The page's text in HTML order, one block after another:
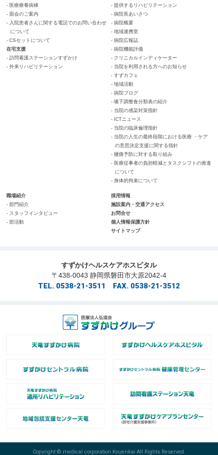
- 医療療養病棟
- 面会のご案内
- 入院患者さんに関する電話でのお問い合わせ
について
- CSセットについて
在宅支援
- 訪問看護ステーションすずかけ
- 外来リハビリテーション
- 提供するリハビリテーション
- 病院長あいさつ
- 病院概要
- 地域連携室
- 病院広報誌
- 病院機能評価
- クリニカルインディケーター
- 当院を利用される方へのお知らせ
- すずカフェ
- 地域活動
- 病院ブログ
- 嚥下調整食分類表の紹介
- 当院の感染対策指針
- ICTニュース
- 当院の臨床倫理指針
- 当院の人生の最終段階における医療 ・ケア
の意思決定支援に関する指針
- 腰痛予防に対する取り組み
- 医療従事者の負担軽減とタスクシフトの推進
について
- 身体的拘束について
職場紹介
- 部門紹介
- スタッフインタビュー
- 部活動
採用情報
施設案内・交通アクセス
お問合せ
個人情報保護方針
サイトマップ
すずかけヘルスケアホスピタル
〒438-0043 静岡県磐田市大原2042-4
TEL. 0538-21-3511 FAX. 0538-21-3512
Copyright © medical corporation Kouenkai All Rights Reserved.